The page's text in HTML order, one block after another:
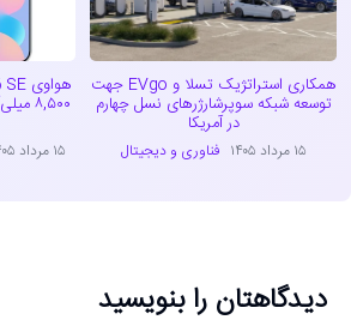
همکاری استراتژیک تسلا و EVgo جهت
توسعه شبکه سوپرشارژرهای نسل چهارم
در آمریکا
۱۵ مرداد ۱۴۰۵ فناوری و دیجیتال ۱۵ مرداد ۱۴۰۵
دیدگاهتان را بنویسید